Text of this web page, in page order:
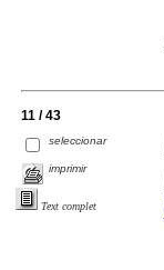
11 / 43
seleccionar
imprimir
Text complet